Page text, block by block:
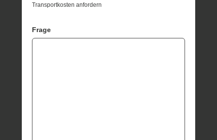
Transportkosten anfordern
Frage